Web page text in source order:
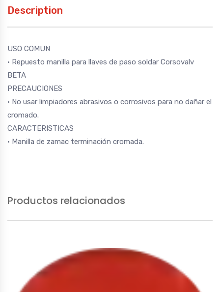
Description
USO COMUN
• Repuesto manilla para llaves de paso soldar Corsovalv
BETA
PRECAUCIONES
• No usar limpiadores abrasivos o corrosivos para no dañar el
cromado.
CARACTERISTICAS
• Manilla de zamac terminación cromada.
Productos relacionados